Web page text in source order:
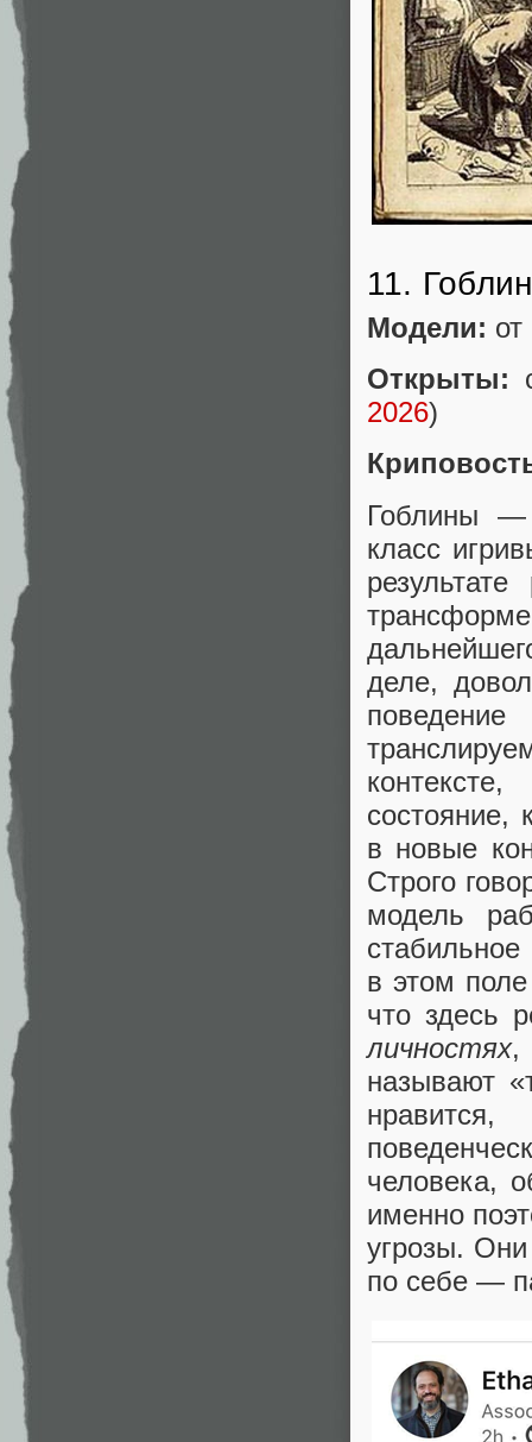
11.
Модели:
Открыты:
2026)
Гоблины —
класс
деле,
состояние,
в новые
Строго
модель
в этом
что здесь
личностях,
называют
человека,
именно
угрозы.
по себе —